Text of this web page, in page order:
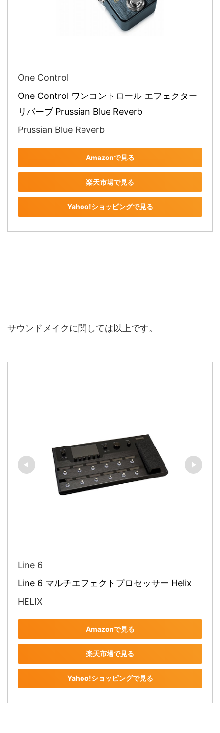
One Control
One Control ワンコントロール エフェクター
リバーブ Prussian Blue Reverb
Prussian Blue Reverb
Amazonで見る
楽天市場で見る
Yahoo!ショッピングで見る
サウンドメイクに関しては以上です。
Line 6
Line 6 マルチエフェクトプロセッサー Helix
HELIX
Amazonで見る
楽天市場で見る
Yahoo!ショッピングで見る